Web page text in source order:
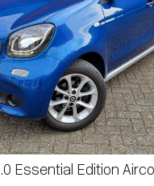
Essential Edition